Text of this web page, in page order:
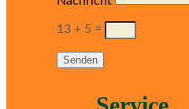
13 + 5 =
Senden